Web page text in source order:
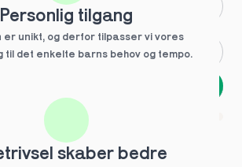
Andet
Spring over
af 9 for at finde den rette tutor
Personlig tilgang
er unikt, og derfor tilpasser vi vores
til det enkelte barns behov og tempo.
skaber bedre